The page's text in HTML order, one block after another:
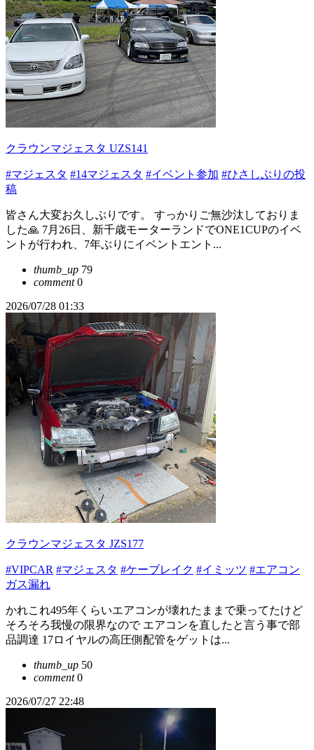
クラウンマジェスタ UZS141
#マジェスタ #14マジェスタ #イベント参加 #ひさしぶりの投
稿
皆さん大変お久しぶりです。 すっかりご無沙汰しておりま
した🙏 7月26日、新千歳モーターランドでONE1CUPのイベ
ントが行われ、7年ぶりにイベントエント...
thumb_up 79
comment0
2026/07/28 01:33
クラウンマジェスタ JZS177
#VIPCAR #マジェスタ #ケーブレイク #イミッツ #エアコン
ガス漏れ
かれこれ495年くらいエアコンが壊れたままで乗ってたけど
そろそろ我慢の限界なので エアコンを直したと言う事で部
品調達 17ロイヤルの高圧側配管をゲットは...
thumb_up 50
comment0
2026/07/27 22:48